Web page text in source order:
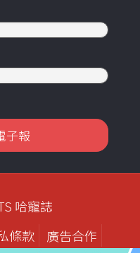
哈寵誌
條款
廣告合作